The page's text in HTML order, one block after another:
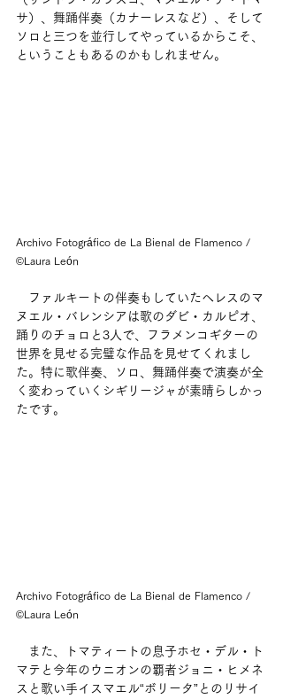
サ）、舞踊伴奏（カナーレスなど）、そして
ソロと三つを並行してやっているからこそ、
ということもあるのかもしれません。
Archivo Fotográfico de La Bienal de Flamenco /
©Laura León
ファルキートの伴奏もしていたヘレスのマ
ヌエル・バレンシアは歌のダビ・カルピオ、
踊りのチョロと3人で、フラメンコギターの
世界を見せる完璧な作品を見せてくれまし
た。特に歌伴奏、ソロ、舞踊伴奏で演奏が全
く変わっていくシギリージャが素晴らしかっ
たです。
Archivo Fotográfico de La Bienal de Flamenco /
©Laura León
また、トマティートの息子ホセ・デル・ト
マテと今年のウニオンの覇者ジョニ・ヒメネ
スと歌い手イスマエル“ボリータ”とのリサイ